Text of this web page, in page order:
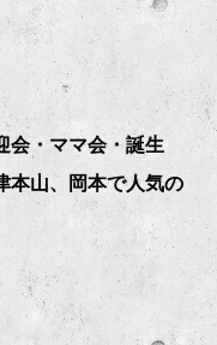
会・ママ会・誕生
本山、岡本で人気の